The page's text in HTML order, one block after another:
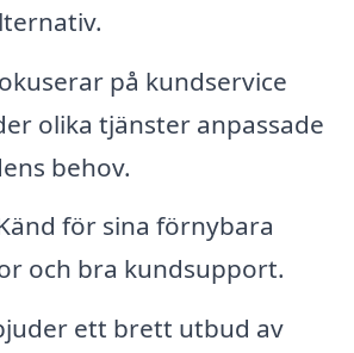
på kundservice
olika tjänster anpassade
behov.
för sina förnybara
och bra kundsupport.
ett brett utbud av